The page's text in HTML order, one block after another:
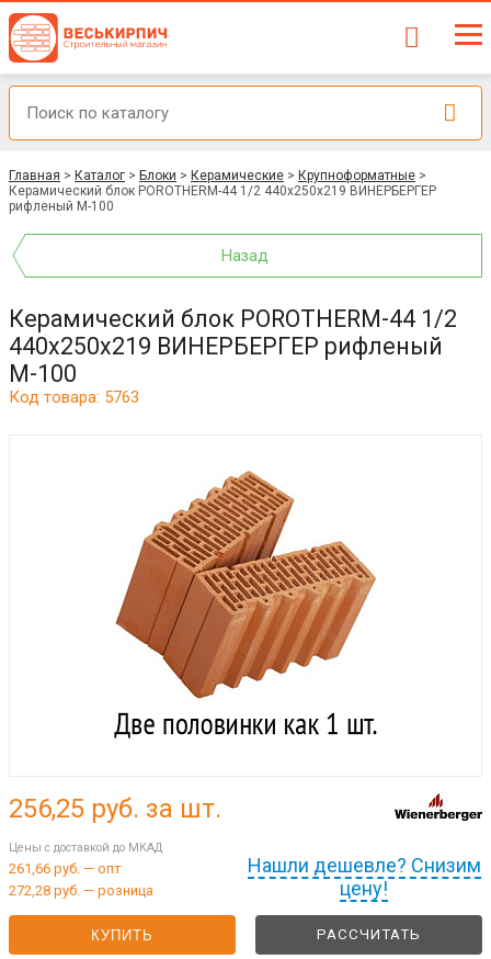
Главная > Каталог > Блоки > Керамические > Крупноформатные >
Керамический блок POROTHERM-44 1/2 440x250x219 ВИНЕРБЕРГЕР
рифленый М-100
Назад
Керамический блок POROTHERM-44 1/2
440x250x219 ВИНЕРБЕРГЕР рифленый
М-100
Код товара: 5763
Нашли дешевле? Снизим
цену!
256,25 руб. за шт.
Цены с доставкой до МКАД
261,66 руб. — опт
272,28 руб. — розница
КУПИТЬ РАССЧИТАТЬ